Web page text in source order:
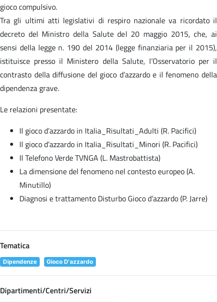
gioco compulsivo.
Tra gli ultimi atti legislativi di respiro nazionale va ricordato il
decreto del Ministro della Salute del 20 maggio 2015, che, ai
sensi della legge n. 190 del 2014 (legge finanziaria per il 2015),
istituisce presso il Ministero della Salute, l’Osservatorio per il
contrasto della diffusione del gioco d’azzardo e il fenomeno della
dipendenza grave.
Le relazioni presentate:
Il gioco d’azzardo in Italia_Risultati_Adulti (R. Pacifici)
Il gioco d’azzardo in Italia_Risultati_Minori (R. Pacifici)
Il Telefono Verde TVNGA (L. Mastrobattista)
La dimensione del fenomeno nel contesto europeo (A.
Minutillo)
Diagnosi e trattamento Disturbo Gioco d’azzardo (P. Jarre)
Tematica
Dipendenze Gioco D'azzardo
Dipartimenti/Centri/Servizi